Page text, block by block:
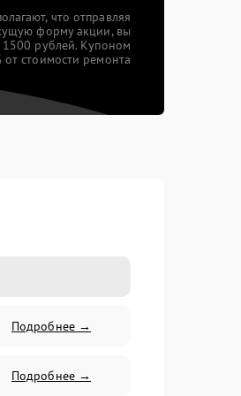
что отправляя
форму акции, вы
1500 рублей. Купоном
стоимости ремонта
Подробнее →
Подробнее →